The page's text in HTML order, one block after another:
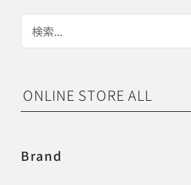
ONLINE STORE ALL
Brand